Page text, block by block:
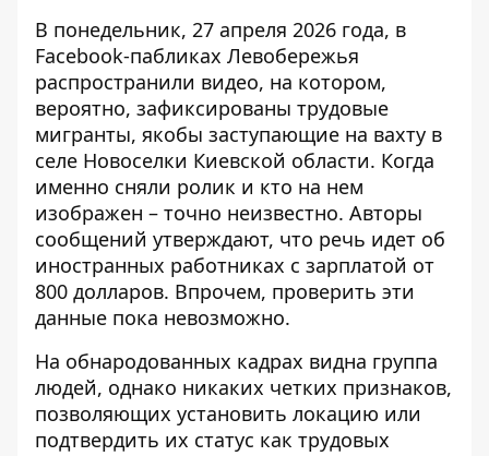
В понедельник, 27 апреля 2026 года, в
Facebook-пабликах Левобережья
распространили видео, на котором,
вероятно, зафиксированы трудовые
мигранты, якобы заступающие на вахту в
селе Новоселки Киевской области. Когда
именно сняли ролик и кто на нем
изображен – точно неизвестно. Авторы
сообщений утверждают, что речь идет об
иностранных работниках с зарплатой от
800 долларов. Впрочем, проверить эти
данные пока невозможно.
На обнародованных кадрах видна группа
людей, однако никаких четких признаков,
позволяющих установить локацию или
подтвердить их статус как трудовых